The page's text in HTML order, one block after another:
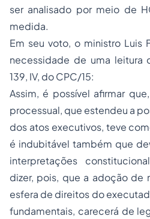
ser analisado por meio de
medida.
Em seu voto, o ministro Luis
necessidade de uma leitura
139, IV, do CPC/15:
Assim, é possível afirmar
processual, que estendeu a
dos atos executivos, teve
é indubitável também que
interpretações
dizer, pois, que a adoção de
esfera de direitos do
fundamentais, carecerá de